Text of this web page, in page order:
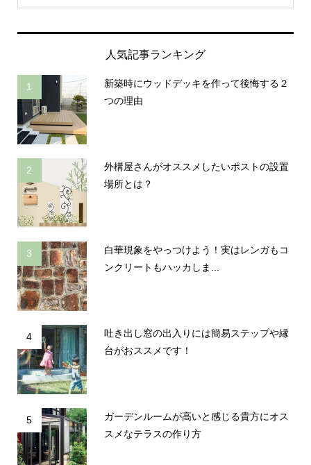
人気記事ランキング
1
新築時にウッドデッキを作って後悔する２
つの理由
2
外構屋さんがオススメしたいポストの設置
場所とは？
3
白華現象をやっつけよう！実はレンガもコ
ンクリートもハッカしま...
4
吐き出し窓の出入りには簡易ステップや縁
台がおススメです！
5
ガーデンルームが高いと感じる貴方にオス
スメなテラスの作り方